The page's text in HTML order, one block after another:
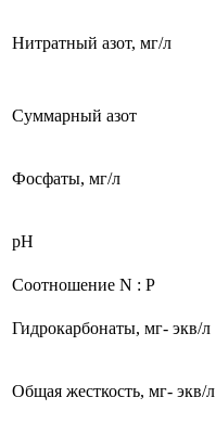
Нитратный азот, мг/л
Суммарный азот
Фосфаты, мг/л
рН
Соотношение N : P
Гидрокарбонаты, мг- экв/л
Общая жесткость, мг- экв/л